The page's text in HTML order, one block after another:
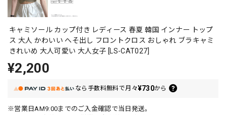
キャミソール カップ付き レディース 春夏 韓国 インナー トップ
ス 大人 かわいい へそ出し フロントクロス おしゃれ ブラキャミ
きれいめ 大人可愛い 大人女子 [LS-CAT027]
¥2,200
なら 手数料無料で月々¥730から
※営業日AM9:00までのご入金確認で当日発送。